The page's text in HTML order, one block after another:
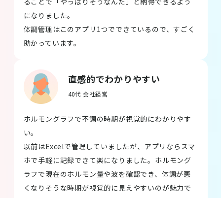
になりました。
体調管理はこのアプリ1つでできているので、すごく
助かっています。
直感的でわかりやすい
40代 会社経営
ホルモングラフで不調の時期が視覚的にわかりやす
い。
以前はExcelで管理していましたが、アプリならスマ
ホで手軽に記録できて楽になりました。ホルモング
ラフで現在のホルモン量や波を確認でき、体調が悪
くなりそうな時期が視覚的に見えやすいのが魅力で